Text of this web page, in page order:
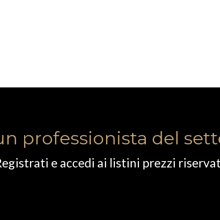
professionista del
e accedi ai listini prezzi